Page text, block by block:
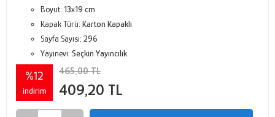
Boyut: 13x19 cm
Kapak Türü: Karton Kapaklı
Sayfa Sayısı: 296
Yayınevi: Seçkin Yayıncılık
%12
indirim
465,00 TL
409,20 TL